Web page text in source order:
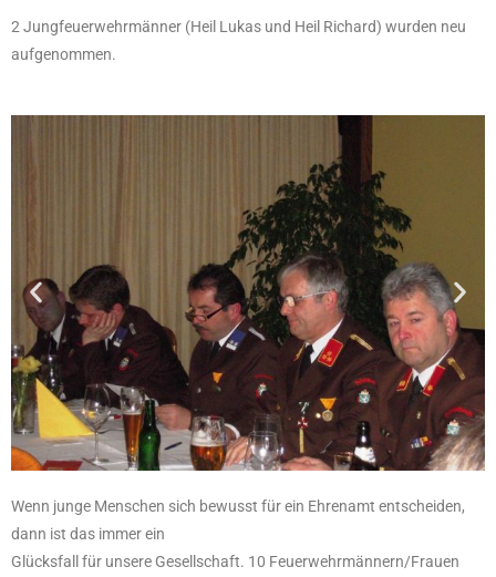
2 Jungfeuerwehrmänner (Heil Lukas und Heil Richard) wurden neu
aufgenommen.
Wenn junge Menschen sich bewusst für ein Ehrenamt entscheiden,
dann ist das immer ein
Glücksfall für unsere Gesellschaft. 10 Feuerwehrmännern/Frauen